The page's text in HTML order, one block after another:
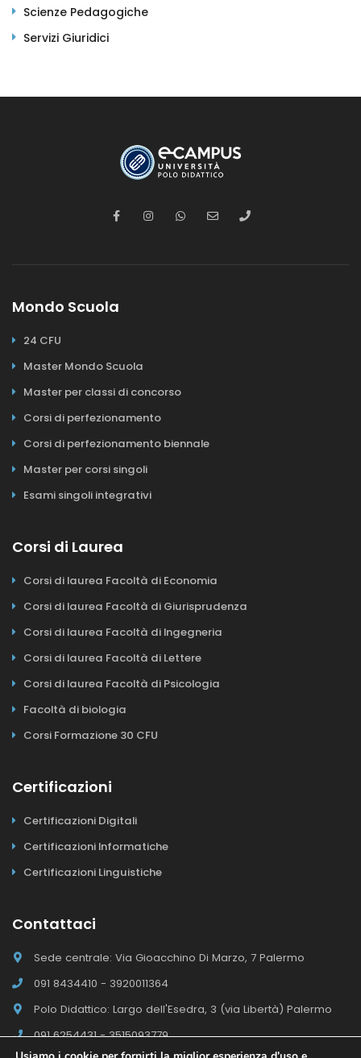
Scienze Pedagogiche
Servizi Giuridici
Mondo Scuola
24 CFU
Master Mondo Scuola
Master per classi di concorso
Corsi di perfezionamento
Corsi di perfezionamento biennale
Master per corsi singoli
Esami singoli integrativi
Corsi di Laurea
Corsi di laurea Facoltà di Economia
Corsi di laurea Facoltà di Giurisprudenza
Corsi di laurea Facoltà di Ingegneria
Corsi di laurea Facoltà di Lettere
Corsi di laurea Facoltà di Psicologia
Facoltà di biologia
Corsi Formazione 30 CFU
Certificazioni
Certificazioni Digitali
Certificazioni Informatiche
Certificazioni Linguistiche
Contattaci
Sede centrale: Via Gioacchino Di Marzo, 7 Palermo
091 8434410 - 3920011364
Polo Didattico: Largo dell'Esedra, 3 (via Libertà) Palermo
091 6254431 - 3515093779